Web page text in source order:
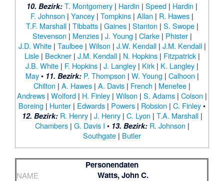
10. Bezirk: T. Montgomery | Hardin | Speed | Hardin |
F. Johnson | Yancey | Tompkins | Allan | R. Hawes |
T.F. Marshall| Tibbatts| Gaines| Stanton | S. Swope|
Stevenson | Menzies| J. Young | Clarke| Phister|
J.D. White| Taulbee| Wilson | J.W. Kendall| J.M. Kendall|
Lisle| Beckner| J.M. Kendall| N. Hopkins| Fitzpatrick|
J.B. White | F. Hopkins | J. Langley | Kirk | K. Langley |
May• 11. Bezirk: P. Thompson | W. Young | Calhoon |
Chilton | A. Hawes | A. Davis | French | Menefee |
Andrews | Wolford | H. Finley | Wilson | S. Adams | Colson |
Boreing | Hunter | Edwards | Powers | Robsion | C. Finley•
12. Bezirk: R. Henry| J. Henry| C. Lyon | T.A. Marshall|
Chambers| G. Davis I • 13. Bezirk: R. Johnson |
Southgate | Butler
Personendaten
NAME Watts, John C.